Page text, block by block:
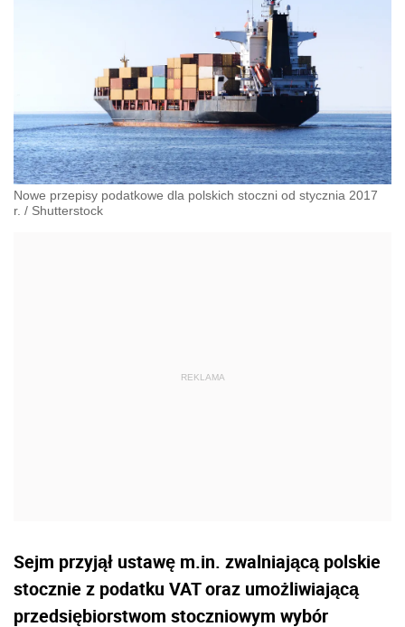
Nowe przepisy podatkowe dla polskich stoczni od stycznia 2017
r. / Shutterstock
Sejm przyjął ustawę m.in. zwalniającą polskie
stocznie z podatku VAT oraz umożliwiającą
przedsiębiorstwom stoczniowym wybór